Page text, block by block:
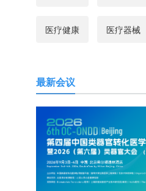
医疗健康 医疗器械
最新会议